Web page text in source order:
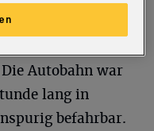
Autobahn war
lang in
befahrbar.